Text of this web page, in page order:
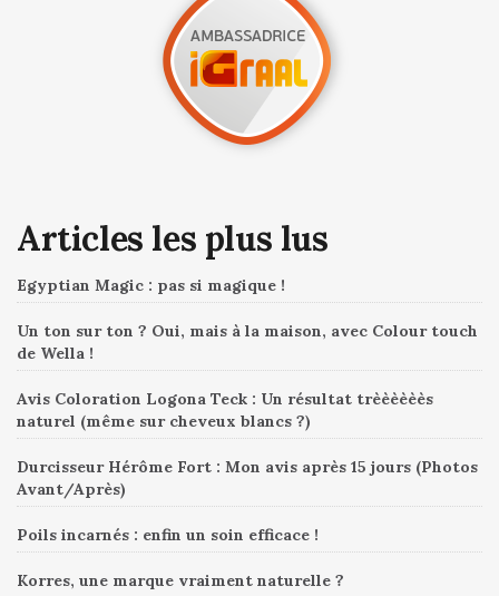
Articles les plus lus
Egyptian Magic : pas si magique !
Un ton sur ton ? Oui, mais à la maison, avec Colour touch
de Wella !
Avis Coloration Logona Teck : Un résultat trèèèèèès
naturel (même sur cheveux blancs ?)
Durcisseur Hérôme Fort : Mon avis après 15 jours (Photos
Avant/Après)
Poils incarnés : enfin un soin efficace !
Korres, une marque vraiment naturelle ?